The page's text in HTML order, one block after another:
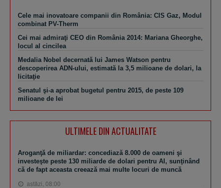
Cele mai inovatoare companii din România: CIS Gaz, Modul
combinat PV-Therm
Cei mai admiraţi CEO din România 2014: Mariana Gheorghe,
locul al cincilea
Medalia Nobel decernată lui James Watson pentru
descoperirea ADN-ului, estimată la 3,5 milioane de dolari, la
licitaţie
Senatul şi-a aprobat bugetul pentru 2015, de peste 109
milioane de lei
ULTIMELE DIN ACTUALITATE
Aroganţă de miliardar: concediază 8.000 de oameni şi
investeşte peste 130 miliarde de dolari pentru AI, sunţinând
că de fapt aceasta creează mai multe locuri de muncă
astăzi, 08:00